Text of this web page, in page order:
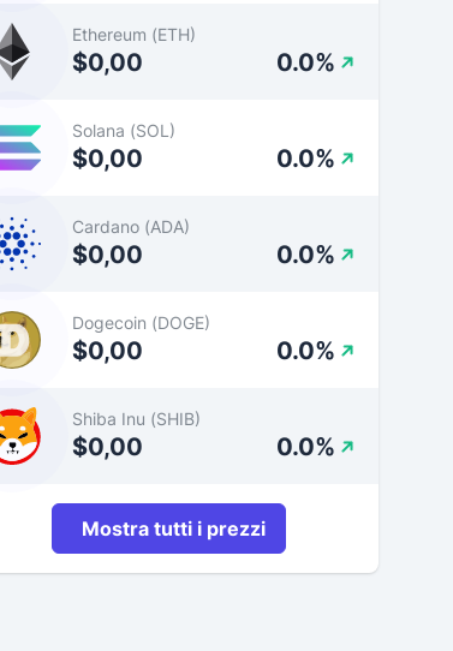
Ethereum (ETH)
$0,00 0.0%
Solana (SOL)
$0,00 0.0%
Cardano (ADA)
$0,00 0.0%
Dogecoin (DOGE)
$0,00 0.0%
Shiba Inu (SHIB)
$0,00 0.0%
Mostra tutti i prezzi